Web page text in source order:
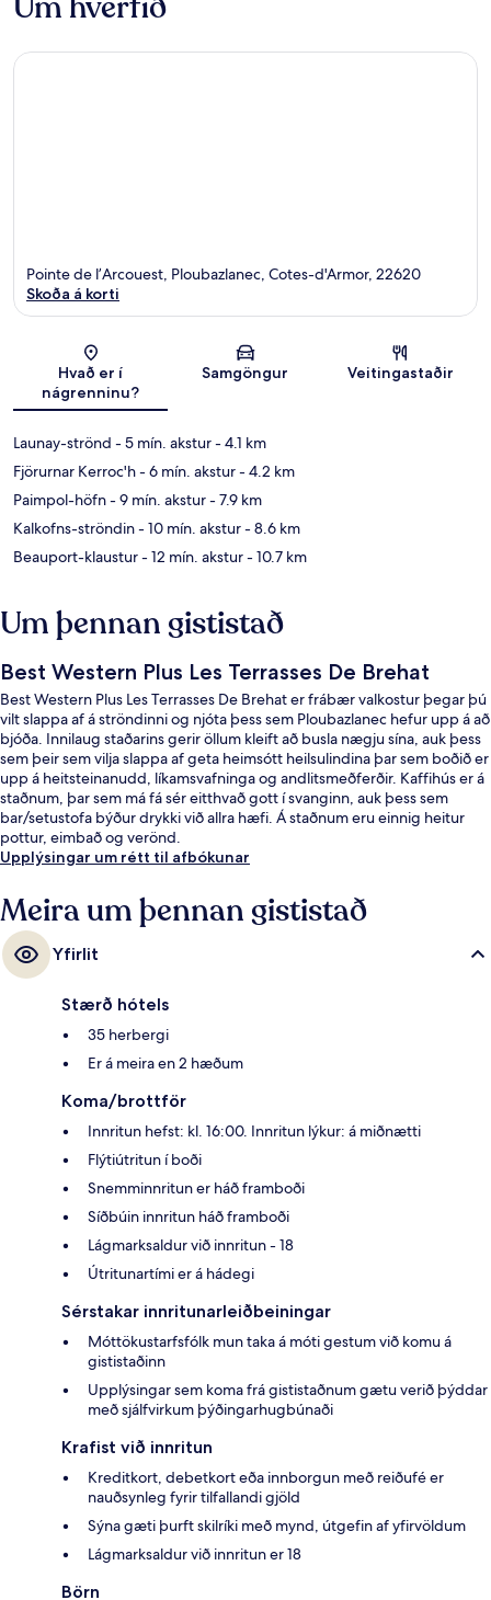
Kort
Pointe de l’Arcouest, Ploubazlanec, Cotes-d'Armor, 22620
Skoða á korti
Hvað er í
nágrenninu?
Samgöngur Veitingastaðir
Launay-strönd - 5 mín. akstur- 4.1 km
Fjörurnar Kerroc'h- 6 mín. akstur- 4.2 km
Paimpol-höfn- 9 mín. akstur- 7.9 km
Kalkofns-ströndin- 10 mín. akstur- 8.6 km
Beauport-klaustur- 12 mín. akstur- 10.7 km
Um þennan gististað
Best Western Plus Les Terrasses De Brehat
Best Western Plus Les Terrasses De Brehat er frábær valkostur þegar þú
vilt slappa af á ströndinni og njóta þess sem Ploubazlanec hefur upp á að
bjóða. Innilaug staðarins gerir öllum kleift að busla nægju sína, auk þess
sem þeir sem vilja slappa af geta heimsótt heilsulindina þar sem boðið er
upp á heitsteinanudd, líkamsvafninga og andlitsmeðferðir. Kaffihús er á
staðnum, þar sem má fá sér eitthvað gott í svanginn, auk þess sem
bar/setustofa býður drykki við allra hæfi. Á staðnum eru einnig heitur
pottur, eimbað og verönd.
Upplýsingar um rétt til afbókunar
Meira um þennan gististað
Yfirlit
Stærð hótels
35 herbergi
Er á meira en 2 hæðum
Koma/brottför
Innritun hefst: kl. 16:00. Innritun lýkur: á miðnætti
Flýtiútritun í boði
Snemminnritun er háð framboði
Síðbúin innritun háð framboði
Lágmarksaldur við innritun - 18
Útritunartími er á hádegi
Sérstakar innritunarleiðbeiningar
Móttökustarfsfólk mun taka á móti gestum við komu á
gististaðinn
Upplýsingar sem koma frá gististaðnum gætu verið þýddar
með sjálfvirkum þýðingarhugbúnaði
Krafist við innritun
Kreditkort, debetkort eða innborgun með reiðufé er
nauðsynleg fyrir tilfallandi gjöld
Sýna gæti þurft skilríki með mynd, útgefin af yfirvöldum
Lágmarksaldur við innritun er 18
Börn